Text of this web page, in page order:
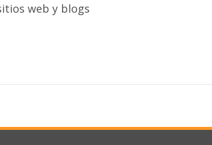
web y blogs